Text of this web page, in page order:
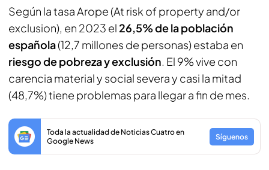
Según la tasa Arope (At risk of property and/or
exclusion), en 2023 el 26,5% de la población
española(12,7 millones de personas) estaba en
riesgo de pobreza y exclusión. El 9% vive con
carencia material y social severa y casi la mitad
(48,7%) tiene problemas para llegar a fin de mes.
Toda la actualidad de Noticias Cuatro en
Google News
Síguenos